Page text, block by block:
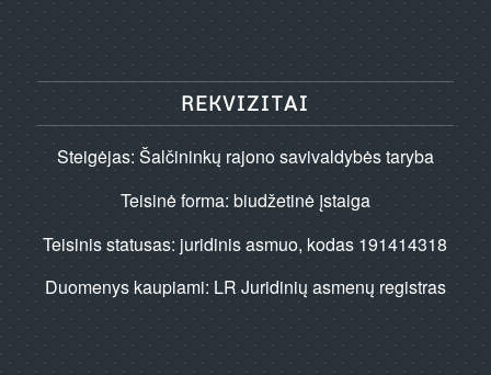
REKVIZITAI
Steigėjas: Šalčininkų rajono savivaldybės taryba
Teisinė forma: biudžetinė įstaiga
Teisinis statusas: juridinis asmuo, kodas 191414318
Duomenys kaupiami: LR Juridinių asmenų registras